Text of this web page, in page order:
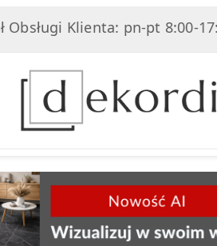
Klienta: pn-pt 8:00-